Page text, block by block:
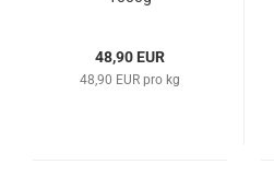
48,90 EUR
48,90 EUR pro kg